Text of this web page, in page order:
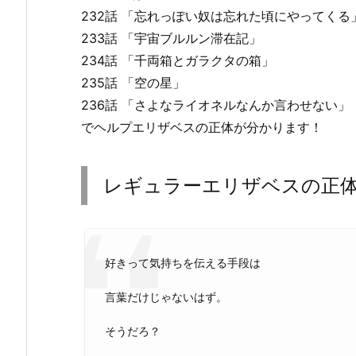
232話 「忘れっぽい奴は忘れた頃にやってくる」
233話 「宇宙ブルルン滞在記」
234話 「千両箱とガラクタの箱」
235話 「空の星」
236話 「さよなライオネルなんか言わせない」
でヘルプエリザベスの正体が分かります！
レギュラーエリザベスの正
好きって気持ちを伝える手段は
言葉だけじゃないはず。
そうだろ？